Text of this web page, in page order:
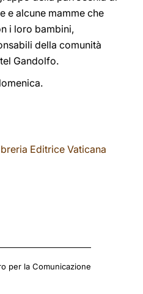
e alcune mamme che
i loro bambini,
della comunità
Gandolfo.
Editrice Vaticana
per la Comunicazione